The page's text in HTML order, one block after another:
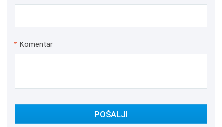
* Komentar
POŠALJI